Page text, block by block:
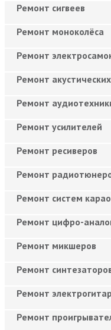
Ремонт сигвеев
Ремонт моноколёса
Ремонт
Ремонт
Ремонт
Ремонт усилителей
Ремонт ресиверов
Ремонт
Ремонт систем
Ремонт цифро-
Ремонт микшеров
Ремонт
Ремонт электрогитар
Ремонт